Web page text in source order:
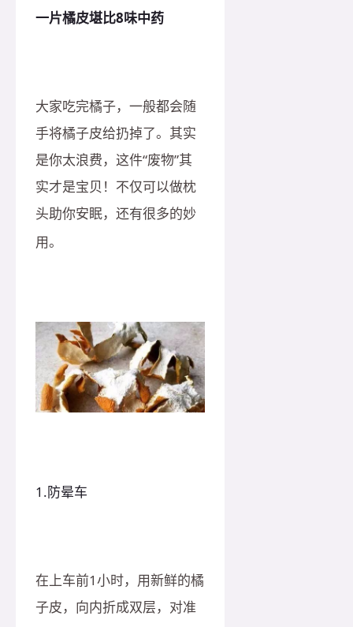
一片橘皮堪比8味中药
大家吃完橘子，一般都会随
手将橘子皮给扔掉了。其实
是你太浪费，这件“废物”其
实才是宝贝！不仅可以做枕
头助你安眠，还有很多的妙
用。
1.防晕车
在上车前1小时，用新鲜的橘
子皮，向内折成双层，对准